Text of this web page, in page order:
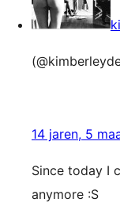
14 jaren, 5
Since today I
anymore :S